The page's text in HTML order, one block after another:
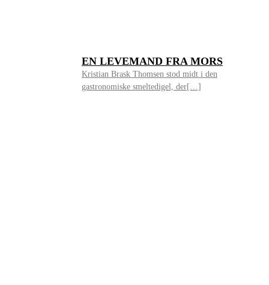
EN LEVEMAND FRA MORS
Kristian Brask Thomsen stod midt i den
gastronomiske smeltedigel, der[…]